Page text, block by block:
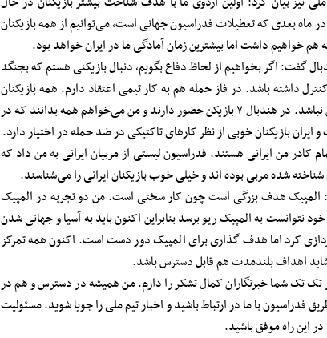
ماه بعدی که تعطیلات فدراسیون جهانی است، می‌توانیم از همه بازیکنان
هم خواهیم داشت اما بیشترین زمان آمادگی ما در ایران خواهد بود.
اگر بخواهیم از لحاظ دفاع بگویم، دنبال بازیکنی هستم که بجنگد
داشته باشد. در فاز حمله هم به کار تیمی اعتقاد دارم. همه بازیکنان
مهم هستند. شاید بازیکنی که روی آن حساب کردیم، روزش نباشد. در هندبال ۷ بازیکن حضور دارند و من می‌خواهم همه بدانند که در
ایران بازیکنان خوبی از نظر کارهای تاکتیکی در ضد حمله در اختیار دارد.
کادر من ایرانی هستند. فدراسیون لیستی از مربیان ‌ایرانی به من داد که
شده مربی بوده اند و خیلی خوب بازیکنان ایرانی را می‌شناسند.
مورد امکان حضور ایران در المپیک ۲۰۲۴ گفت: المپیک هدف بزرگی است چون کار سختی است. من دو تجربه در المپیک
نتوانست به المپیک ریو برسد بنابراین اکنون باید به آسیا و جهانی شدن
کرد اما هدف گذاری برای المپیک دور دست است. اکنون همه تمرکز
اهداف بلندمدت هم قابل دسترس باشد.
تک شما خبرنگاران کمال تشکر را دارم. من همیشه در دسترس و هم در
با ما در ارتباط باشید و اخبار تیم ملی را جویا شوید. مسئولیت
این راه موفق باشید.